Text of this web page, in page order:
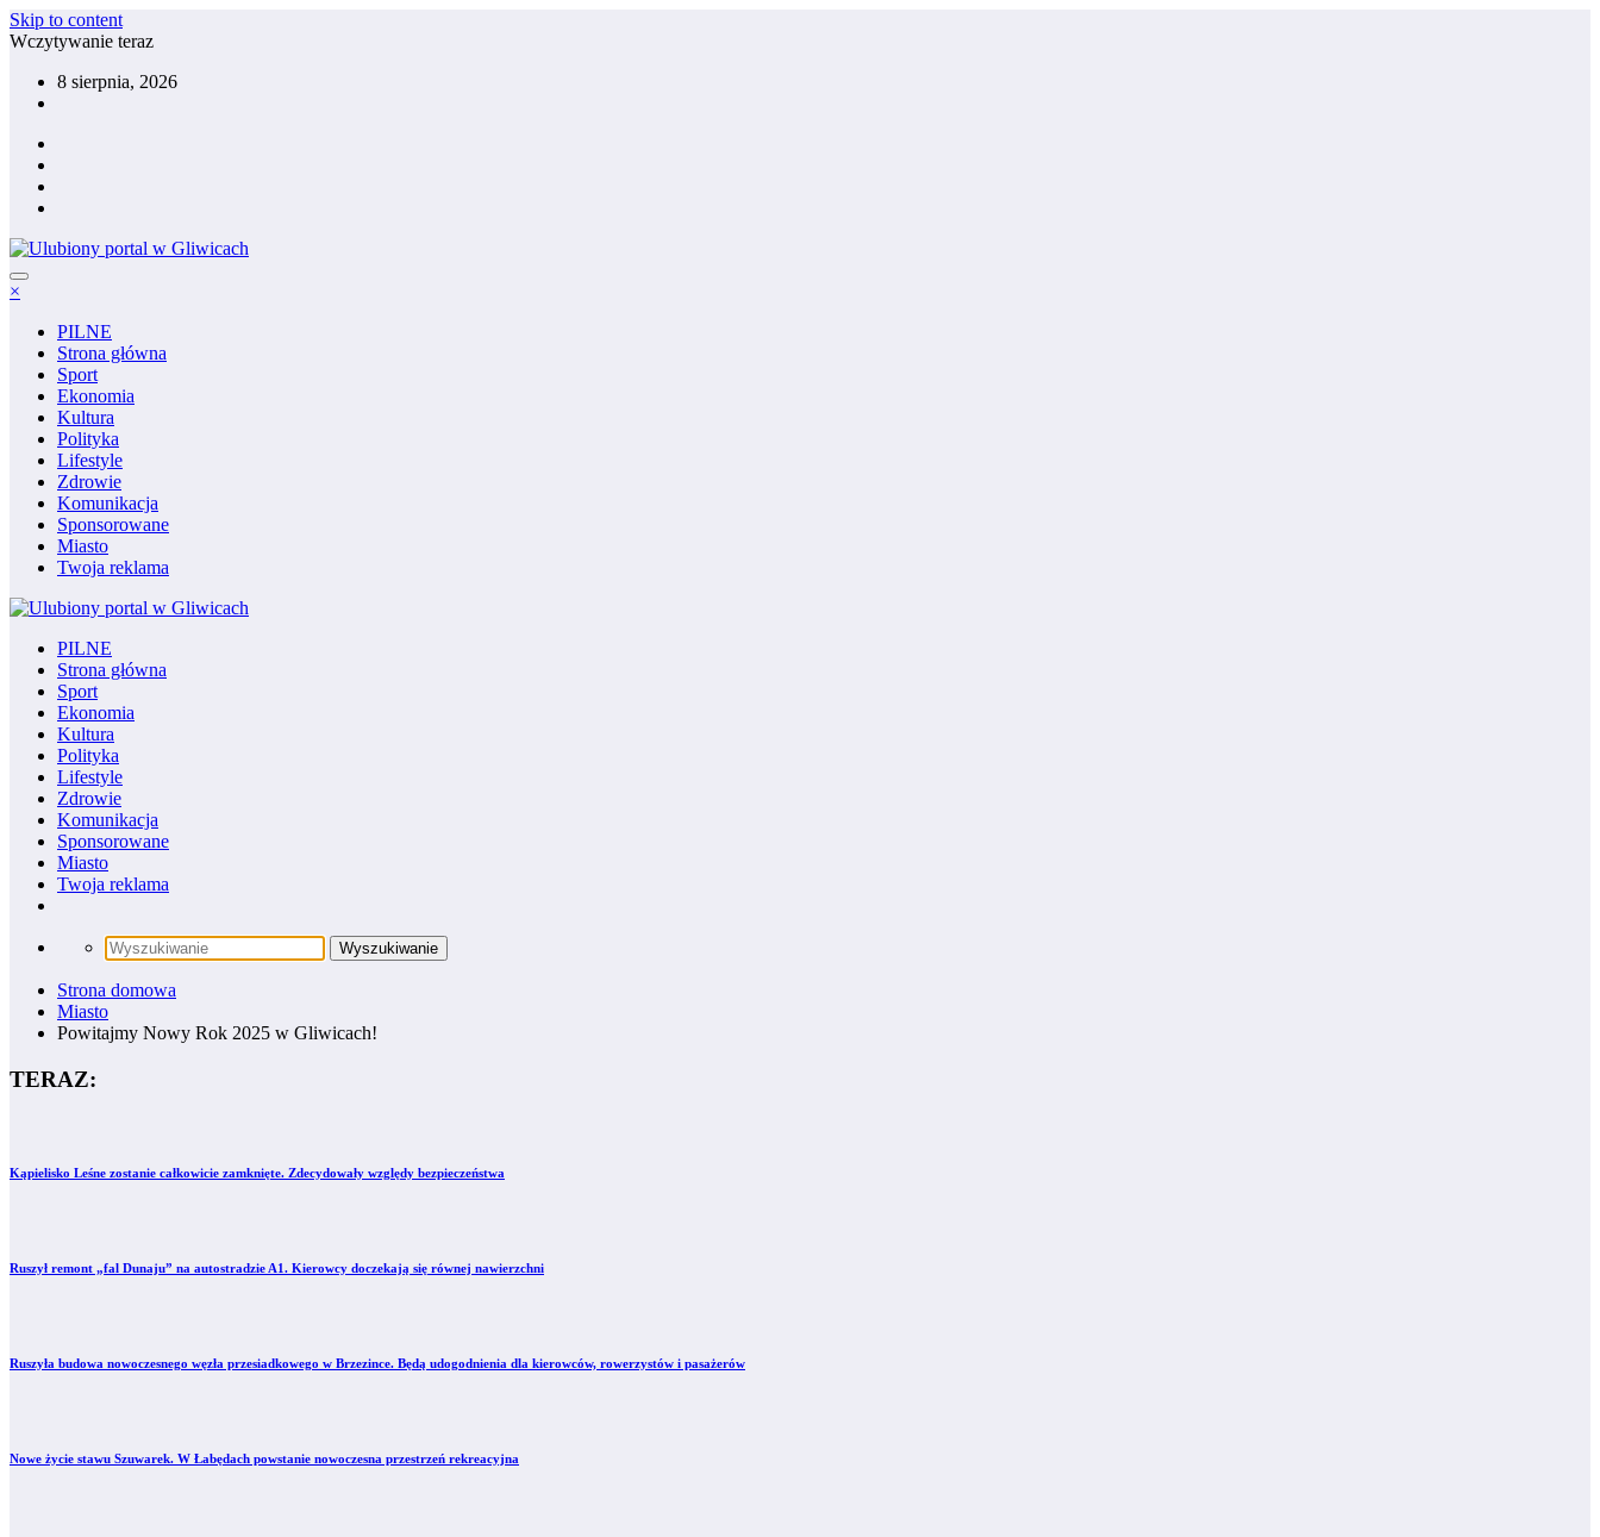
Skip to content
Wczytywanie teraz
8 sierpnia, 2026
×
PILNE
Strona główna
Sport
Ekonomia
Kultura
Polityka
Lifestyle
Zdrowie
Komunikacja
Sponsorowane
Miasto
Twoja reklama
PILNE
Strona główna
Sport
Ekonomia
Kultura
Polityka
Lifestyle
Zdrowie
Komunikacja
Sponsorowane
Miasto
Twoja reklama
Strona domowa
Miasto
Powitajmy Nowy Rok 2025 w Gliwicach!
TERAZ:
Kąpielisko Leśne zostanie całkowicie zamknięte. Zdecydowały względy bezpieczeństwa
Ruszył remont „fal Dunaju” na autostradzie A1. Kierowcy doczekają się równej nawierzchni
Ruszyła budowa nowoczesnego węzła przesiadkowego w Brzezince. Będą udogodnienia dla kierowców, rowerzystów i pasażerów
Nowe życie stawu Szuwarek. W Łabędach powstanie nowoczesna przestrzeń rekreacyjna